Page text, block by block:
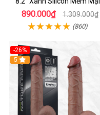
890.000₫ 1.309.000₫
(860)
-26%
Hot
5